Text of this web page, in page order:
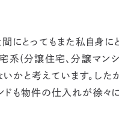
にとってもまた私自身に
系(分譲住宅、分譲マン
かと考えています。 した
ドも物件の仕入れが徐々